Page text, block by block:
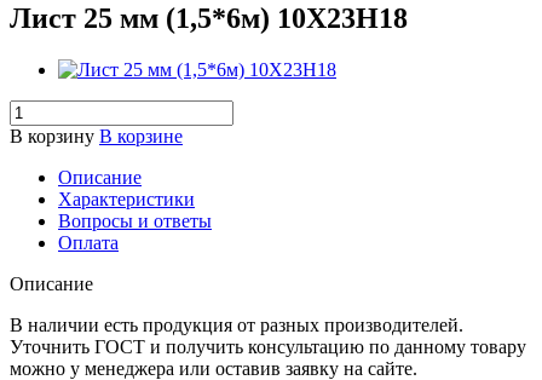
Лист 25 мм (1,5*6м) 10Х23Н18
В корзину В корзине
Описание
Характеристики
Вопросы и ответы
Оплата
Описание
В наличии есть продукция от разных производителей.
Уточнить ГОСТ и получить консультацию по данному товару
можно у менеджера или оставив заявку на сайте.